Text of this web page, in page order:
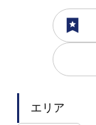
エリア